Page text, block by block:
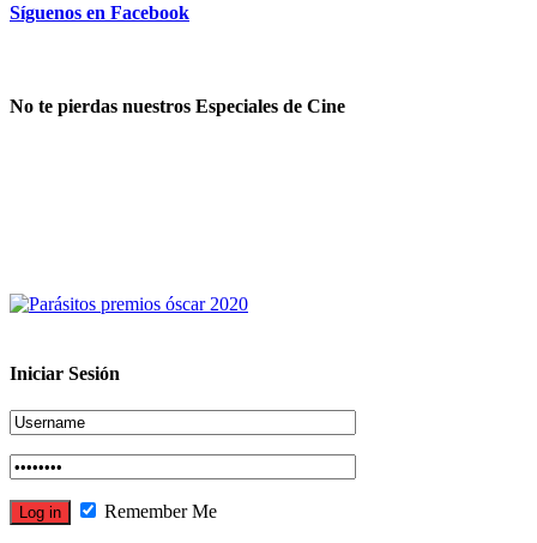
Síguenos en Facebook
No te pierdas nuestros Especiales de Cine
Iniciar Sesión
Remember Me